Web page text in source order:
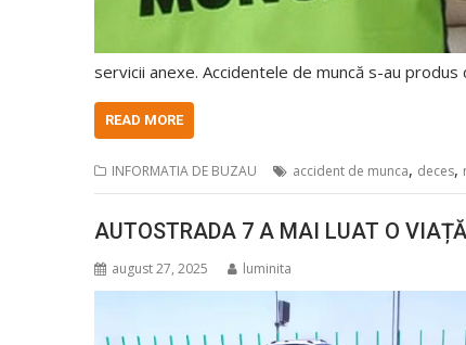
servicii anexe. Accidentele de muncă s-au
READ MORE
INFORMATIA DE BUZAU accident de munca, deces,
AUTOSTRADA 7 A MAI LUAT O
august 27, 2025 luminita